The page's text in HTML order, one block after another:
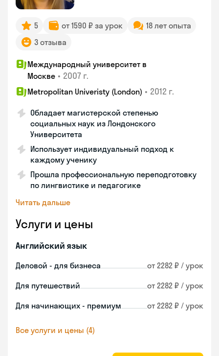
5 от 1590 ₽ за урок
18 лет опыта
3 отзыва
Международный университет в
Москве • 2007 г.
Metropolitan Univeristy (London) • 2012 г.
Обладает магистерской степенью
социальных наук из Лондонского
Университета
Использует индивидуальный подход к
каждому ученику
Прошла профессиональную переподготовку
по лингвистике и педагогике
Читать дальше
Услуги и цены
Английский язык
Деловой - для бизнеса от 2282 ₽ / урок
Для путешествий от 2282 ₽ / урок
Для начинающих - премиум от 2282 ₽ / урок
Все услуги и цены (4)